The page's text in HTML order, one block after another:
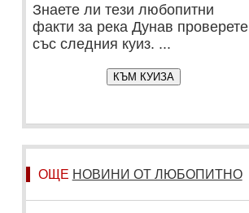
Знаете ли тези любопитни
факти за река Дунав проверете
със следния куиз. ...
КЪМ КУИЗА
ОЩЕ НОВИНИ ОТ ЛЮБОПИТНО